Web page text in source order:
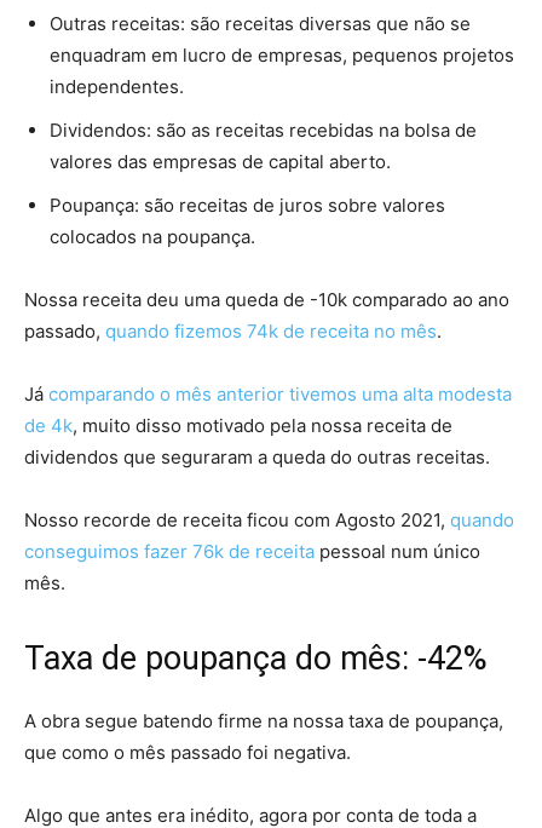
Outras receitas: são receitas diversas que não se
enquadram em lucro de empresas, pequenos projetos
independentes.
Dividendos: são as receitas recebidas na bolsa de
valores das empresas de capital aberto.
Poupança: são receitas de juros sobre valores
colocados na poupança.
Nossa receita deu uma queda de -10k comparado ao ano
passado, quando fizemos 74k de receita no mês.
Já comparando o mês anterior tivemos uma alta modesta
de 4k, muito disso motivado pela nossa receita de
dividendos que seguraram a queda do outras receitas.
Nosso recorde de receita ficou com Agosto 2021, quando
conseguimos fazer 76k de receita pessoal num único
mês.
Taxa de poupança do mês: -42%
A obra segue batendo firme na nossa taxa de poupança,
que como o mês passado foi negativa.
Algo que antes era inédito, agora por conta de toda a